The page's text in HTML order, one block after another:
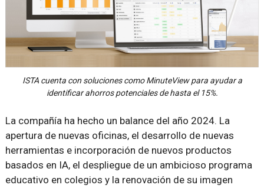
ISTA cuenta con soluciones como MinuteView para ayudar a
identificar ahorros potenciales de hasta el 15%.
La compañía ha hecho un balance del año 2024. La
apertura de nuevas oficinas, el desarrollo de nuevas
herramientas e incorporación de nuevos productos
basados en IA, el despliegue de un ambicioso programa
educativo en colegios y la renovación de su imagen